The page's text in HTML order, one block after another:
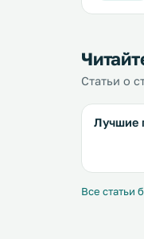
Статьи о
Лучшие
Все статьи